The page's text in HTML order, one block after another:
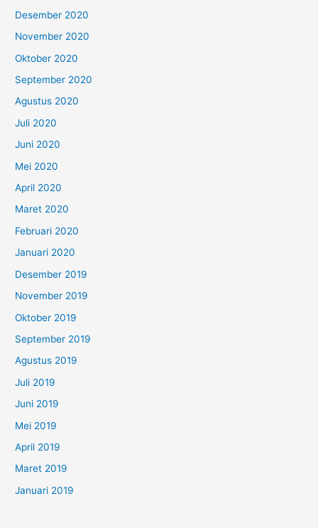
Desember 2020
November 2020
Oktober 2020
September 2020
Agustus 2020
Juli 2020
Juni 2020
Mei 2020
April 2020
Maret 2020
Februari 2020
Januari 2020
Desember 2019
November 2019
Oktober 2019
September 2019
Agustus 2019
Juli 2019
Juni 2019
Mei 2019
April 2019
Maret 2019
Januari 2019